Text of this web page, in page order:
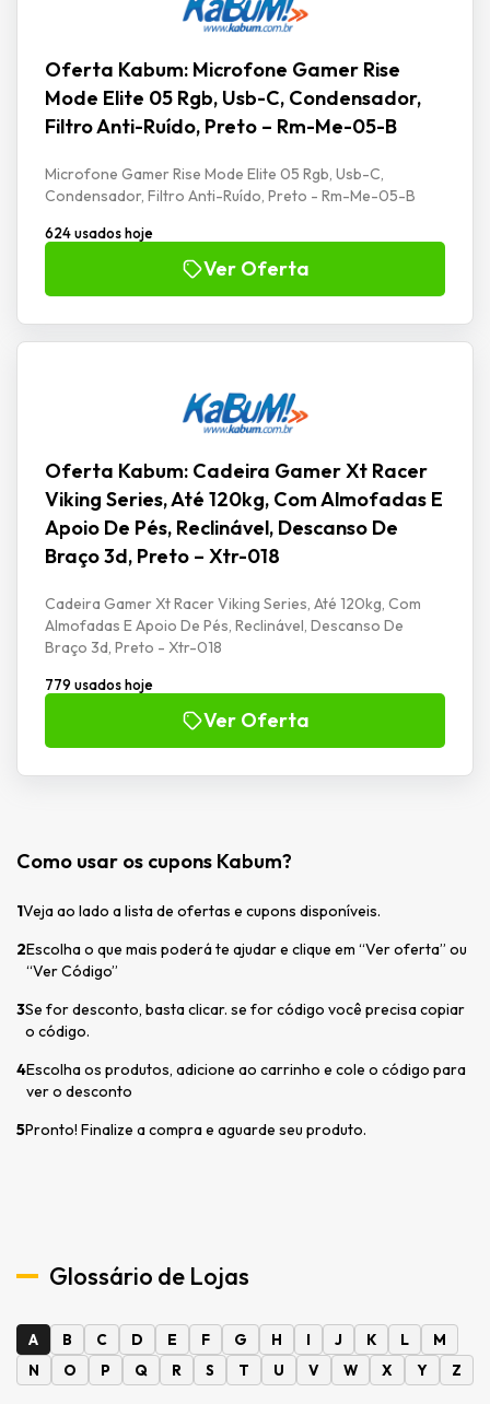
Oferta Kabum: Microfone Gamer Rise
Mode Elite 05 Rgb, Usb-C, Condensador,
Filtro Anti-Ruído, Preto – Rm-Me-05-B
Microfone Gamer Rise Mode Elite 05 Rgb, Usb-C,
Condensador, Filtro Anti-Ruído, Preto - Rm-Me-05-B
624 usados hoje
Ver Oferta
Oferta Kabum: Cadeira Gamer Xt Racer
Viking Series, Até 120kg, Com Almofadas E
Apoio De Pés, Reclinável, Descanso De
Braço 3d, Preto – Xtr-018
Cadeira Gamer Xt Racer Viking Series, Até 120kg, Com
Almofadas E Apoio De Pés, Reclinável, Descanso De
Braço 3d, Preto - Xtr-018
779 usados hoje
Ver Oferta
Como usar os cupons Kabum?
1Veja ao lado a lista de ofertas e cupons disponíveis.
2Escolha o que mais poderá te ajudar e clique em “Ver oferta” ou
“Ver Código”
3Se for desconto, basta clicar. se for código você precisa copiar
o código.
4Escolha os produtos, adicione ao carrinho e cole o código para
ver o desconto
5Pronto! Finalize a compra e aguarde seu produto.
Glossário de Lojas
A B C D E F G H I J K L
M
N
O P Q R S T U V W X Y Z